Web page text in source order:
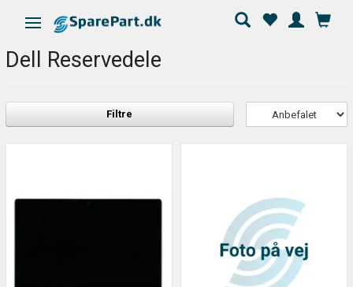
Skifte navigation
Dell Reservedele
Filtre